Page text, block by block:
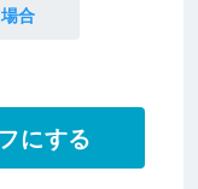
合
にする